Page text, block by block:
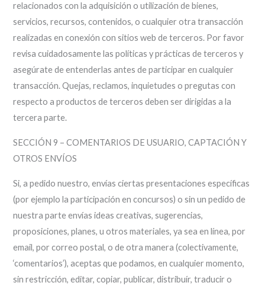
relacionados con la adquisición o utilización de bienes,
servicios, recursos, contenidos, o cualquier otra transacción
realizadas en conexión con sitios web de terceros. Por favor
revisa cuidadosamente las políticas y prácticas de terceros y
asegúrate de entenderlas antes de participar en cualquier
transacción. Quejas, reclamos, inquietudes o pregutas con
respecto a productos de terceros deben ser dirigidas a la
tercera parte.
SECCIÓN 9 – COMENTARIOS DE USUARIO, CAPTACIÓN Y
OTROS ENVÍOS
Si, a pedido nuestro, envías ciertas presentaciones específicas
(por ejemplo la participación en concursos) o sin un pedido de
nuestra parte envías ideas creativas, sugerencias,
proposiciones, planes, u otros materiales, ya sea en línea, por
email, por correo postal, o de otra manera (colectivamente,
‘comentarios’), aceptas que podamos, en cualquier momento,
sin restricción, editar, copiar, publicar, distribuír, traducir o